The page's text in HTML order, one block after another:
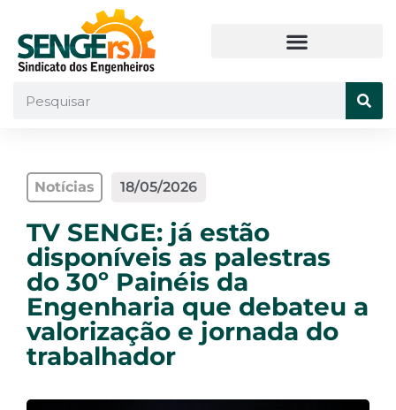
Notícias 18/05/2026
TV SENGE: já estão
disponíveis as palestras
do 30º Painéis da
Engenharia que debateu a
valorização e jornada do
trabalhador